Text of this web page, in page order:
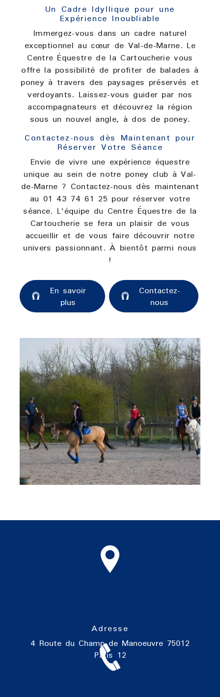
Un Cadre Idyllique pour une
Expérience Inoubliable
Immergez-vous dans un cadre naturel
exceptionnel au cœur de Val-de-Marne. Le
Centre Équestre de la Cartoucherie vous
offre la possibilité de profiter de balades à
poney à travers des paysages préservés et
verdoyants. Laissez-vous guider par nos
accompagnateurs et découvrez la région
sous un nouvel angle, à dos de poney.
Contactez-nous dès Maintenant pour
Réserver Votre Séance
Envie de vivre une expérience équestre
unique au sein de notre poney club à Val-
de-Marne ? Contactez-nous dès maintenant
au 01 43 74 61 25 pour réserver votre
séance. L'équipe du Centre Équestre de la
Cartoucherie se fera un plaisir de vous
accueillir et de vous faire découvrir notre
univers passionnant. À bientôt parmi nous
!
En savoir
plus
Contactez-
nous
Adresse
4 Route du Champ de Manoeuvre 75012
Paris 12